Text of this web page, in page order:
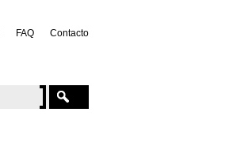
FAQ Contacto